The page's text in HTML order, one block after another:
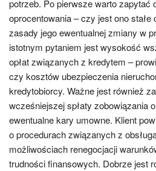
potrzeb. Po pierwsze warto zapytać
oprocentowania – czy jest ono
zasady jego ewentualnej zmiany w
istotnym pytaniem jest wysokość
opłat związanych z kredytem –
czy kosztów ubezpieczenia
kredytobiorcy. Ważne jest również
wcześniejszej spłaty zobowiązania
ewentualne kary umowne. Klient
o procedurach związanych z
możliwościach renegocjacji
trudności finansowych. Dobrze jest